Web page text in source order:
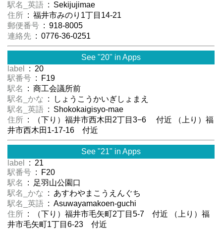
駅名_英語 : Sekijujimae
住所 : 福井市みのり1丁目14-21
郵便番号 : 918-8005
連絡先 : 0776-36-0251
See "20" in Apps
label
: 20
駅番号 : F19
駅名
: 商工会議所前
駅名_かな : しょうこうかいぎしょまえ
駅名_英語 : Shokokaigisyo-mae
住所 : （下り）福井市西木田2丁目3−6 付近 （上り）福
井市西木田1-17-16 付近
See "21" in Apps
label
: 21
駅番号 : F20
駅名
: 足羽山公園口
駅名_かな : あすわやまこうえんぐち
駅名_英語 : Asuwayamakoen-guchi
住所 : （下り）福井市毛矢町2丁目5-7 付近 （上り）福
井市毛矢町1丁目6-23 付近